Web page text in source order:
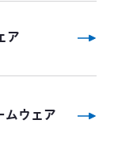
ア
ウェア